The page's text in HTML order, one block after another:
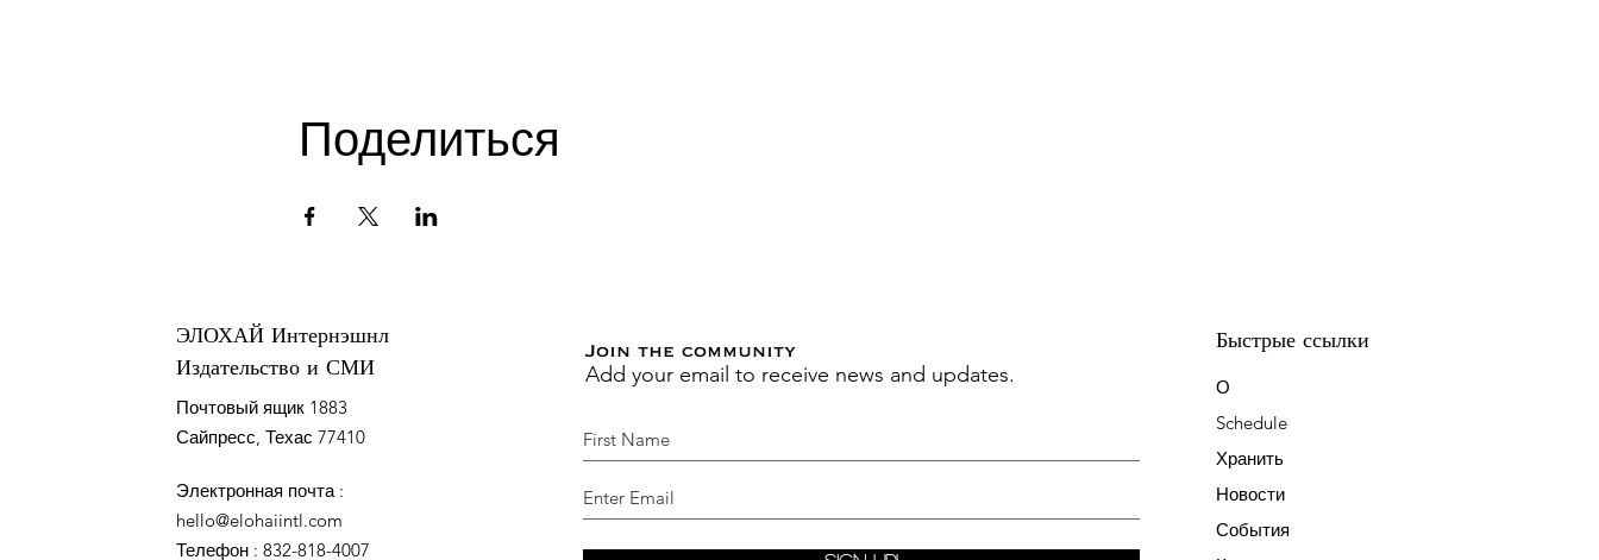
Поделиться
ЭЛОХАЙ Интернэшнл
Издательство и СМИ
Почтовый ящик 1883
Сайпресс, Техас 77410
Электронная почта:
hello@elohaiintl.com
Телефон : 832-818-4007
Join the community
Add your email to receive news and updates.
Быстрые ссылки
О
Schedule
Хранить
Новости
События